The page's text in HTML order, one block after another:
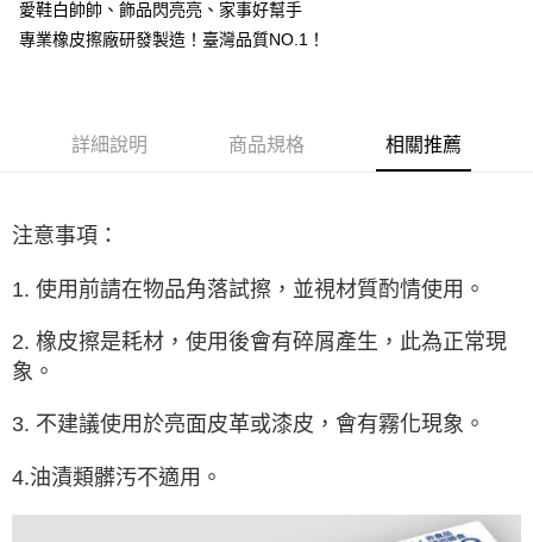
AFTEE先享後付是「在收到商品之後才付款」的支付方式。 讓您購物簡單
便利好安心！
【「AFTEE先享後付」結帳流程】
１．於結帳方式選擇「AFTEE先享後付」後，將跳轉至「AFTEE先享後付」
３．收到繳費通知簡訊後14天內，點擊此簡訊中的連結，可透過四大超商／
購買商品的店家。未經商家同意取消之訂單仍視為有效，需透過AFTEE先享
※ 交易是否成功請以「AFTEE先享後付 」之結帳頁面顯示為準，若有關於
客戶支援中心」
【注意事項】
易，需依本服務之必要範圍內提供個人資料，並將交易相關給付款項請求債
權轉讓予恩沛科技股份有限公司。
ATM付款
每筆NT$80，滿NT$666(含以上)免運費
每筆NT$80，滿NT$666(含以上)免運費
離島宅配
每筆NT$280
愛鞋白帥帥、飾品閃亮亮、家事好幫手
專業橡皮擦廠研發製造！臺灣品質NO.1！
詳細說明 商品規格 相關推薦
注意事項：
1. 使用前請在物品角落試擦，並視材質酌情使用。
2. 橡皮擦是耗材，使用後會有碎屑產生，此為正常現
象。
3. 不建議使用於亮面皮革或漆皮，會有霧化現象。
4.油漬類髒汚不適用。